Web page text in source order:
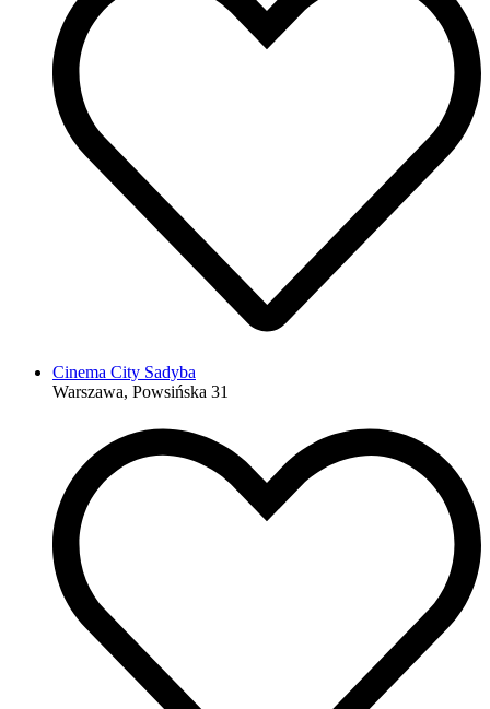
Cinema City Sadyba
Warszawa, Powsińska 31